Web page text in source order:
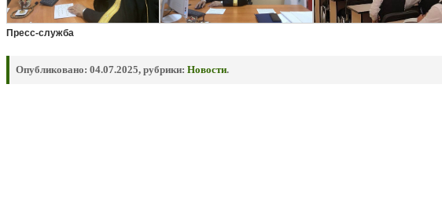
Пресс-служба
Опубликовано: 04.07.2025, рубрики: Новости.